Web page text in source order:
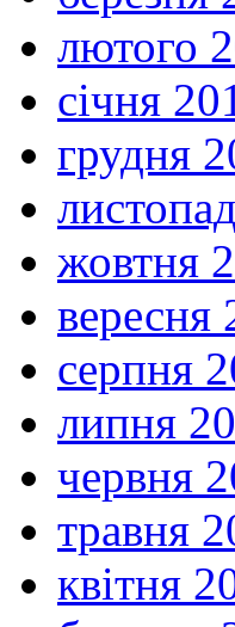
лютого
січня
грудня
жовтня
вересня
серпня
липня
червня
травня
квітня